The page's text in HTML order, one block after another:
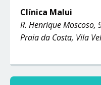
Clínica Malui
R. Henrique Moscoso,
Praia da Costa, Vila